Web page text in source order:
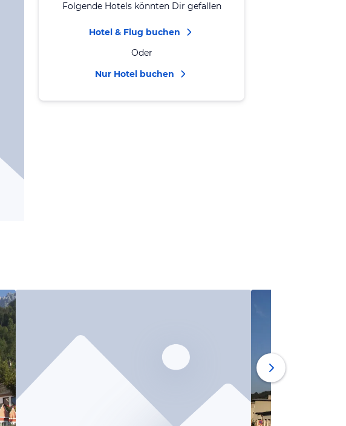
Folgende Hotels könnten Dir gefallen
Hotel & Flug buchen
Oder
Nur Hotel buchen